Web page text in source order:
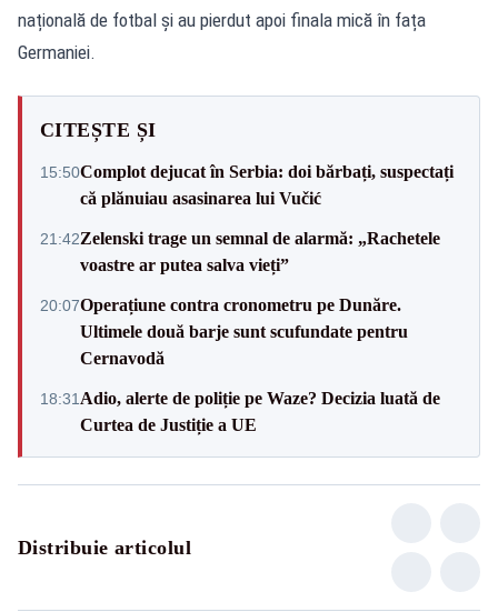
națională de fotbal și au pierdut apoi finala mică în fața
Germaniei.
CITEȘTE ȘI
15:50Complot dejucat în Serbia: doi bărbați, suspectați
că plănuiau asasinarea lui Vučić
21:42Zelenski trage un semnal de alarmă: „Rachetele
voastre ar putea salva vieți”
20:07Operațiune contra cronometru pe Dunăre.
Ultimele două barje sunt scufundate pentru
Cernavodă
18:31 Adio, alerte de poliție pe Waze? Decizia luată de
Curtea de Justiție a UE
Distribuie articolul